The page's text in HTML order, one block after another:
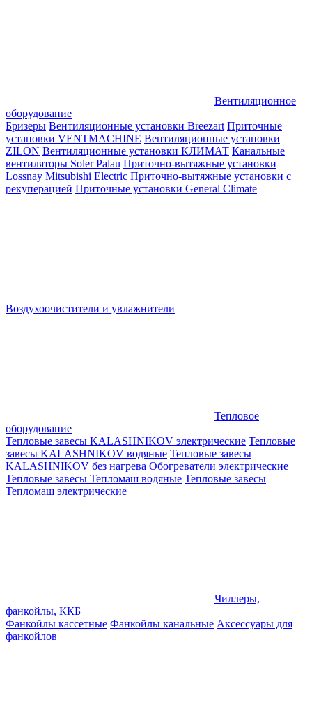
Вентиляционное
оборудование
Бризеры Вентиляционные установки Breezart Приточные
установки VENTMACHINE Вентиляционные установки
ZILON Вентиляционные установки КЛИМАТ Канальные
вентиляторы Soler Palau Приточно-вытяжные установки
Lossnay Mitsubishi Electric Приточно-вытяжные установки с
рекуперацией Приточные установки General Climate
Воздухоочистители и увлажнители
Тепловое
оборудование
Тепловые завесы KALASHNIKOV электрические Тепловые
завесы KALASHNIKOV водяные Тепловые завесы
KALASHNIKOV без нагрева Обогреватели электрические
Тепловые завесы Тепломаш водяные Тепловые завесы
Тепломаш электрические
Чиллеры,
фанкойлы, ККБ
Фанкойлы кассетные Фанкойлы канальные Аксессуары для
фанкойлов